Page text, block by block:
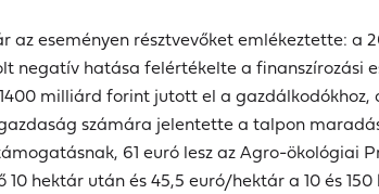
eseményen résztvevőket emlékeztette:
hatása felértékelte a finanszírozási
milliárd forint jutott el a
számára jelentette a talpon
61 euró lesz az Agro-
hektár után és 45,5 euró/hektár a 10 és